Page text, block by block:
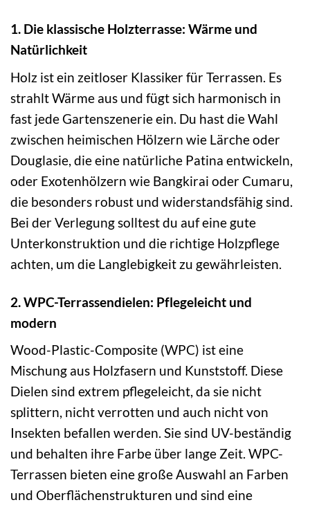
1. Die klassische Holzterrasse: Wärme und
Natürlichkeit
Holz ist ein zeitloser Klassiker für Terrassen. Es
strahlt Wärme aus und fügt sich harmonisch in
fast jede Gartenszenerie ein. Du hast die Wahl
zwischen heimischen Hölzern wie Lärche oder
Douglasie, die eine natürliche Patina entwickeln,
oder Exotenhölzern wie Bangkirai oder Cumaru,
die besonders robust und widerstandsfähig sind.
Bei der Verlegung solltest du auf eine gute
Unterkonstruktion und die richtige Holzpflege
achten, um die Langlebigkeit zu gewährleisten.
2. WPC-Terrassendielen: Pflegeleicht und
modern
Wood-Plastic-Composite (WPC) ist eine
Mischung aus Holzfasern und Kunststoff. Diese
Dielen sind extrem pflegeleicht, da sie nicht
splittern, nicht verrotten und auch nicht von
Insekten befallen werden. Sie sind UV-beständig
und behalten ihre Farbe über lange Zeit. WPC-
Terrassen bieten eine große Auswahl an Farben
und Oberflächenstrukturen und sind eine